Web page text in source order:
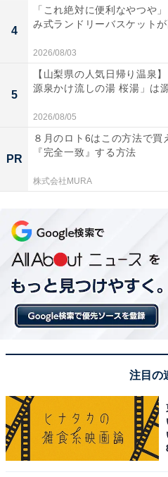
【今日チェックしたい】
マキタ「UB185DZ」
マキタ(Makita) 充電式ブロワ
UB185DZ
マキタ「CL108FDSHW」
4
「これ絶対に便利なやつや
み式ランドリーバスケットが
2026/08/03
5
【山梨県の人気日帰り温泉
源泉かけ流しの湯 桜湯」は
2026/08/05
PR
８月のロト6はこの方法で買
『完全一致』する方法
株式会社MURA
注目の